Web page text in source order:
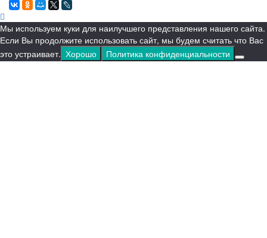
Мы используем куки для наилучшего представления нашего сайта.
Если Вы продолжите использовать сайт, мы будем считать что Вас
это устраивает. Хорошо Политика конфиденциальности